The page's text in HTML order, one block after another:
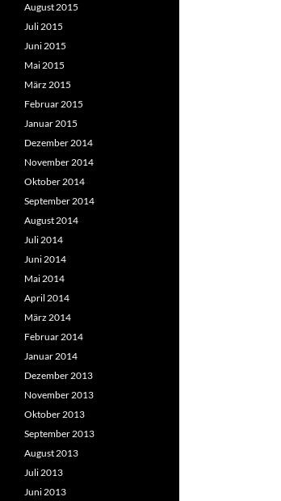
August 2015
Juli 2015
Juni 2015
Mai 2015
März 2015
Februar 2015
Januar 2015
Dezember 2014
November 2014
Oktober 2014
September 2014
August 2014
Juli 2014
Juni 2014
Mai 2014
April 2014
März 2014
Februar 2014
Januar 2014
Dezember 2013
November 2013
Oktober 2013
September 2013
August 2013
Juli 2013
Juni 2013